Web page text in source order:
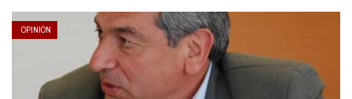
OPINIÓN